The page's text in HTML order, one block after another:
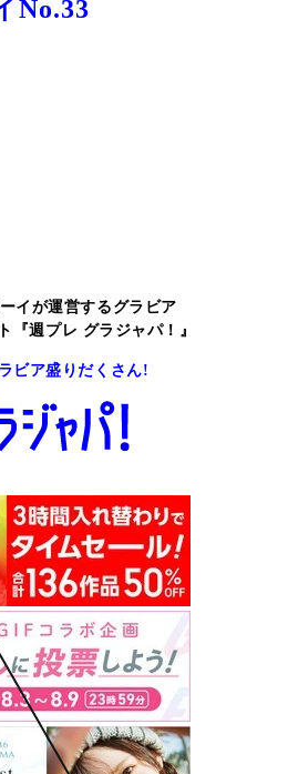
No.33
イが運営するグラビア
『週プレ グラジャパ！』
ビア盛りだくさん!